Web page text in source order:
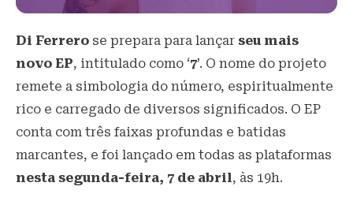
Di Ferrero se prepara para lançar seu mais
novo EP, intitulado como ‘7’. O nome do projeto
remete a simbologia do número, espiritualmente
rico e carregado de diversos significados. O EP
conta com três faixas profundas e batidas
marcantes, e foi lançado em todas as plataformas
nesta segunda-feira, 7 de abril, às 19h.